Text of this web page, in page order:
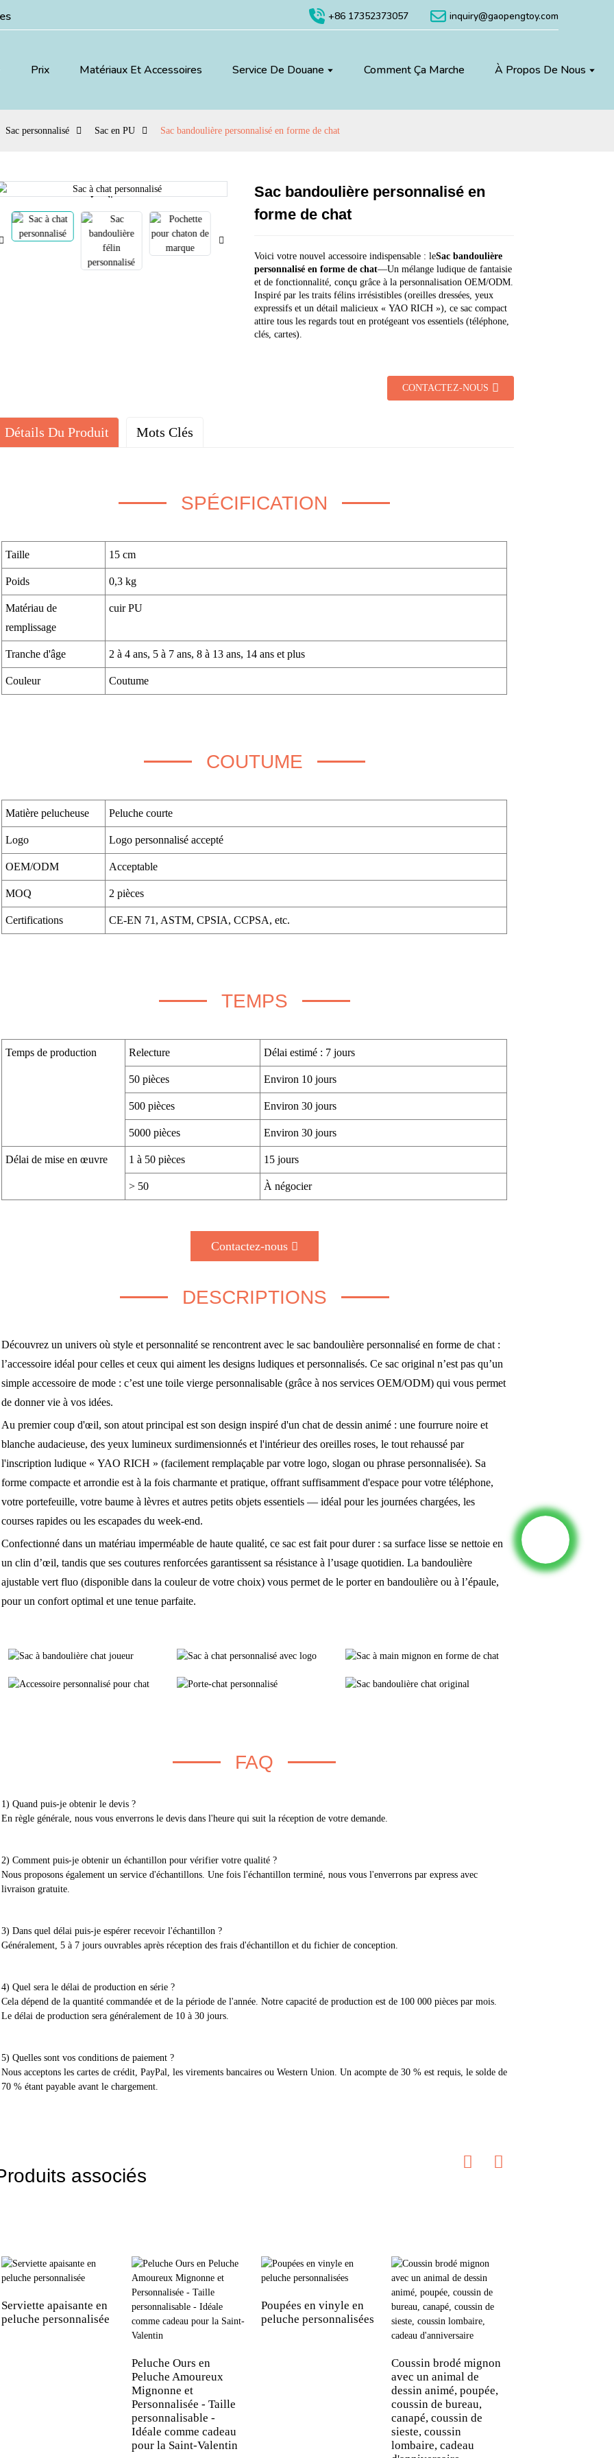
+86 17352373057 inquiry@gaopengtoy.com
Prix Matériaux Et Accessoires Service De Douane Comment Ça Marche À Propos De Nous
Sac personnalisé Sac en PU Sac bandoulière personnalisé en forme de chat
Loading...
Loading... Loading...
Loading...
Sac bandoulière personnalisé en
forme de chat
Voici votre nouvel accessoire indispensable : leSac bandoulière
personnalisé en forme de chat—Un mélange ludique de fantaisie
et de fonctionnalité, conçu grâce à la personnalisation OEM/ODM.
Inspiré par les traits félins irrésistibles (oreilles dressées, yeux
expressifs et un détail malicieux « YAO RICH »), ce sac compact
attire tous les regards tout en protégeant vos essentiels (téléphone,
clés, cartes).
CONTACTEZ-NOUS
Détails Du Produit Mots Clés
SPÉCIFICATION
Taille 15 cm
Poids 0,3 kg
Matériau de
remplissage
cuir PU
Tranche d'âge 2 à 4 ans, 5 à 7 ans, 8 à 13 ans, 14 ans et plus
Couleur Coutume
COUTUME
Matière pelucheuse Peluche courte
Logo Logo personnalisé accepté
OEM/ODM Acceptable
MOQ 2 pièces
Certifications CE-EN 71, ASTM, CPSIA, CCPSA, etc.
TEMPS
Temps de production Relecture Délai estimé : 7 jours
50 pièces Environ 10 jours
500 pièces Environ 30 jours
5000 pièces Environ 30 jours
Délai de mise en œuvre 1 à 50 pièces 15 jours
> 50 À négocier
Contactez-nous
DESCRIPTIONS
Découvrez un univers où style et personnalité se rencontrent avec le sac bandoulière personnalisé en forme de chat :
l’accessoire idéal pour celles et ceux qui aiment les designs ludiques et personnalisés. Ce sac original n’est pas qu’un
simple accessoire de mode : c’est une toile vierge personnalisable (grâce à nos services OEM/ODM) qui vous permet
de donner vie à vos idées.
Au premier coup d'œil, son atout principal est son design inspiré d'un chat de dessin animé : une fourrure noire et
blanche audacieuse, des yeux lumineux surdimensionnés et l'intérieur des oreilles roses, le tout rehaussé par
l'inscription ludique « YAO RICH » (facilement remplaçable par votre logo, slogan ou phrase personnalisée). Sa
forme compacte et arrondie est à la fois charmante et pratique, offrant suffisamment d'espace pour votre téléphone,
votre portefeuille, votre baume à lèvres et autres petits objets essentiels — idéal pour les journées chargées, les
courses rapides ou les escapades du week-end.
Confectionné dans un matériau imperméable de haute qualité, ce sac est fait pour durer : sa surface lisse se nettoie en
un clin d’œil, tandis que ses coutures renforcées garantissent sa résistance à l’usage quotidien. La bandoulière
ajustable vert fluo (disponible dans la couleur de votre choix) vous permet de le porter en bandoulière ou à l’épaule,
pour un confort optimal et une tenue parfaite.
FAQ
1) Quand puis-je obtenir le devis ?
En règle générale, nous vous enverrons le devis dans l'heure qui suit la réception de votre demande.
2) Comment puis-je obtenir un échantillon pour vérifier votre qualité ?
Nous proposons également un service d'échantillons. Une fois l'échantillon terminé, nous vous l'enverrons par express avec
livraison gratuite.
3) Dans quel délai puis-je espérer recevoir l'échantillon ?
Généralement, 5 à 7 jours ouvrables après réception des frais d'échantillon et du fichier de conception.
4) Quel sera le délai de production en série ?
Cela dépend de la quantité commandée et de la période de l'année. Notre capacité de production est de 100 000 pièces par mois.
Le délai de production sera généralement de 10 à 30 jours.
5) Quelles sont vos conditions de paiement ?
Nous acceptons les cartes de crédit, PayPal, les virements bancaires ou Western Union. Un acompte de 30 % est requis, le solde de
70 % étant payable avant le chargement.
associés
Serviette apaisante en
peluche personnalisée
Peluche Ours en
Peluche Amoureux
Mignonne et
Personnalisée - Taille
personnalisable -
Idéale comme cadeau
pour la Saint-Valentin
Poupées en vinyle en
peluche personnalisées
Coussin brodé mignon
avec un animal de
dessin animé, poupée,
coussin de bureau,
canapé, coussin de
sieste, coussin
lombaire, cadeau